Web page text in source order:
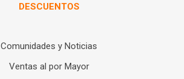
DESCUENTOS
Comunidades y Noticias
Ventas al por Mayor